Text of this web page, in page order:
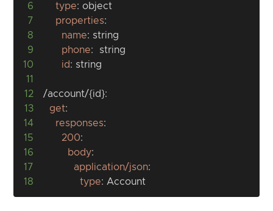
6
type:
7
properties:
8
name:
9
phone:
10
id:
11
12
/account/{id}:
13
get:
14
responses:
15
200:
16
body:
17
application/json:
18
type: Account